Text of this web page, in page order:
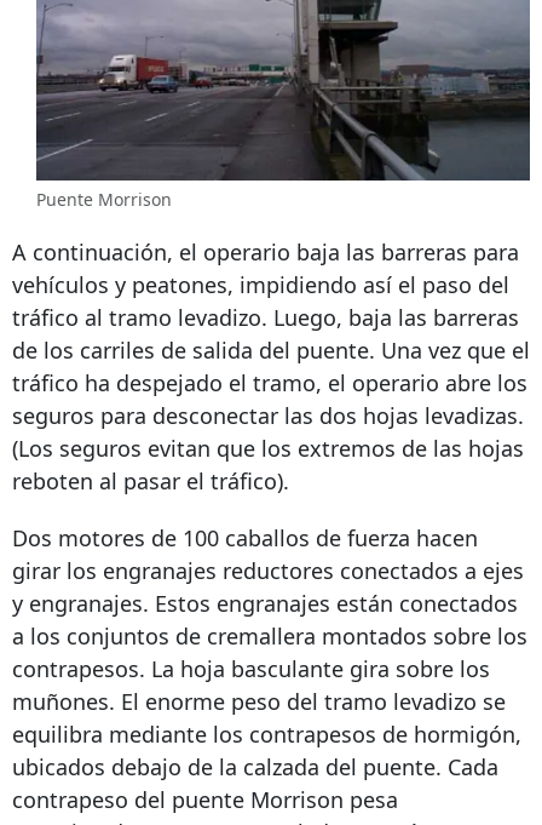
Puente Morrison
A continuación, el operario baja las barreras para
vehículos y peatones, impidiendo así el paso del
tráfico al tramo levadizo. Luego, baja las barreras
de los carriles de salida del puente. Una vez que el
tráfico ha despejado el tramo, el operario abre los
seguros para desconectar las dos hojas levadizas.
(Los seguros evitan que los extremos de las hojas
reboten al pasar el tráfico).
Dos motores de 100 caballos de fuerza hacen
girar los engranajes reductores conectados a ejes
y engranajes. Estos engranajes están conectados
a los conjuntos de cremallera montados sobre los
contrapesos. La hoja basculante gira sobre los
muñones. El enorme peso del tramo levadizo se
equilibra mediante los contrapesos de hormigón,
ubicados debajo de la calzada del puente. Cada
contrapeso del puente Morrison pesa